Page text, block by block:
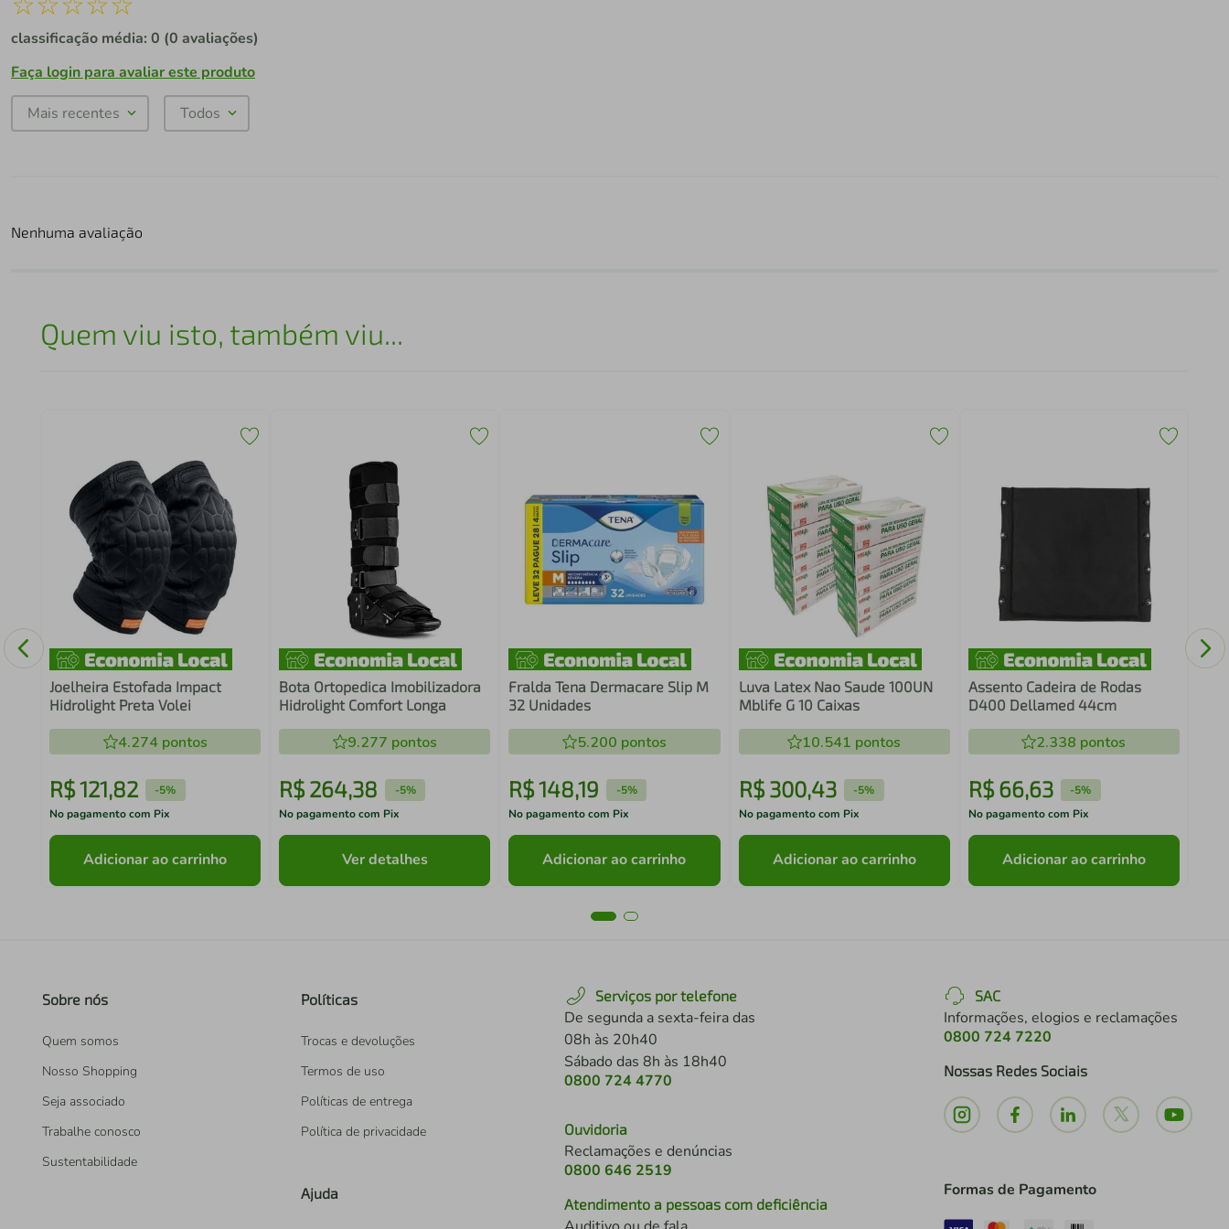
classificação média: 0 (0 avaliações)
Faça login para avaliar este produto
Mais recentes Todos
Nenhuma avaliação
Quem viu isto, também viu...
Joelheira Estofada Impact
Hidrolight Preta Volei
4.274pontos
R$121,82 -5%
No pagamento com Pix
Adicionar ao carrinho
Bota Ortopedica Imobilizadora
Hidrolight Comfort Longa
9.277 pontos
R$ 264,38 -5%
No pagamento com Pix
Ver detalhes
Fralda Tena Dermacare Slip M
32 Unidades
5.200 pontos
R$148,19 -5%
No pagamento com Pix
Adicionar ao carrinho
Luva Latex Nao Saude 100UN
Mblife G 10 Caixas
10.541 pontos
R$ 300,43 -5%
No pagamento com Pix
Adicionar ao carrinho
Assento Cadeira de Rodas
D400 Dellamed 44cm
2.338 pontos
R$ 66,63 -5%
No pagamento com Pix
Adicionar ao carrinho
Sobre nós
Quem somos
Nosso Shopping
Seja associado
Trabalhe conosco
Sustentabilidade
Políticas
Trocas e devoluções
Termos de uso
Políticas de entrega
Política de privacidade
Ajuda
Serviços por telefone
De segunda a sexta-feira das
08h às 20h40
Sábado das 8h às 18h40
0800 724 4770
Ouvidoria
Reclamações e denúncias
0800 646 2519
Atendimento a pessoas com deficiência
SAC
Informações, elogios e reclamações
0800 724 7220
Nossas Redes Sociais
Formas de Pagamento